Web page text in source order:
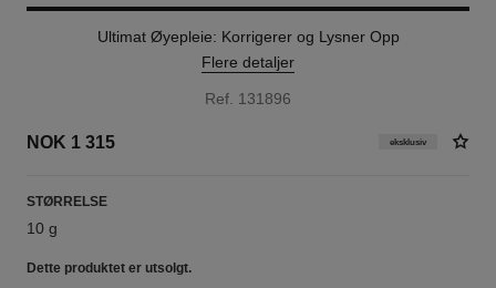
Ultimat Øyepleie: Korrigerer og Lysner Opp
Flere detaljer
Ref. 131896
NOK 1 315 eksklusiv
STØRRELSE
10 g
Dette produktet er utsolgt.